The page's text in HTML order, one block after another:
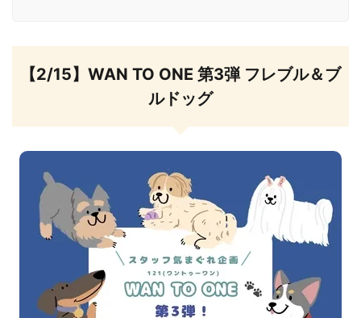
【2/15】WAN TO ONE 第3弾 フレブル＆ブ
ルドッグ